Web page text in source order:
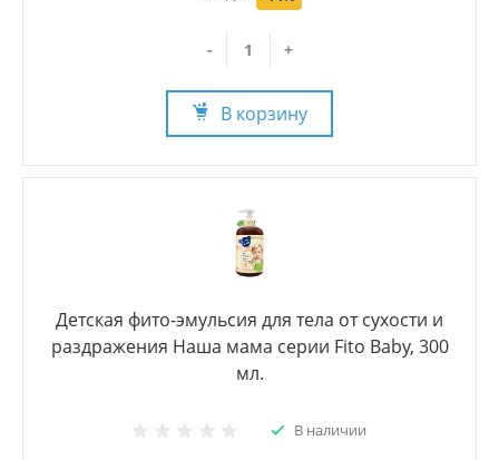
- +
В корзину
Детская фито-эмульсия для тела от сухости и
раздражения Наша мама серии Fito Baby, 300
мл.
В наличии